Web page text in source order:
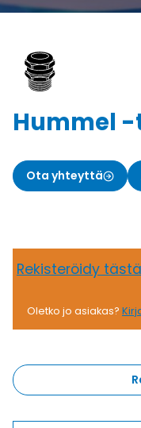
Hummel
Ota yhteyttä
Rekisteröidy
Oletko jo asiakas?